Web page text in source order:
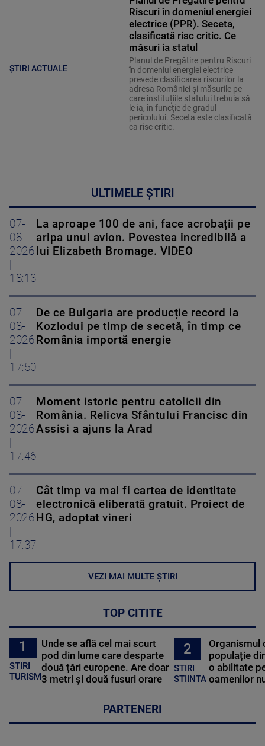
ȘTIRI ACTUALE
Riscuri în domeniul energiei
electrice (PPR). Seceta,
clasificată risc critic. Ce
măsuri ia statul
Planul de Pregătire pentru Riscuri
în domeniul energiei electrice
prevede clasificarea riscurilor la
adresa României și măsurile pe
care instituțiile statului trebuia să
le ia, în funcție de gradul
pericolului. Seceta este clasificată
ca risc critic.
ULTIMELE ȘTIRI
07-
08-
2026
18:13
La aproape 100 de ani, face acrobații pe
aripa unui avion. Povestea incredibilă a
lui Elizabeth Bromage. VIDEO
07-
08-
2026
17:50
De ce Bulgaria are producție record la
Kozlodui pe timp de secetă, în timp ce
România importă energie
07-
08-
2026
17:46
Moment istoric pentru catolicii din
România. Relicva Sfântului Francisc din
Assisi a ajuns la Arad
07-
08-
2026
17:37
Cât timp va mai fi cartea de identitate
electronică eliberată gratuit. Proiect de
HG, adoptat vineri
VEZI MAI MULTE ȘTIRI
TOP CITITE
1
STIRI
TURISM
Unde se află cel mai scurt
pod din lume care desparte
două țări europene. Are doar
3 metri și două fusuri orare
2
STIRI
STIINTA
Organismul
populație
o abilitate
oamenilor
PARTENERI